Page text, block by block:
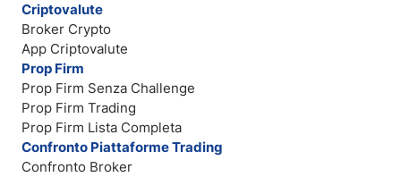
Criptovalute
Broker Crypto
App Criptovalute
Prop Firm
Prop Firm Senza Challenge
Prop Firm Trading
Prop Firm Lista Completa
Confronto Piattaforme Trading
Confronto Broker